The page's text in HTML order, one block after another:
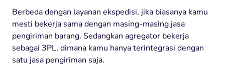
Berbeda dengan layanan ekspedisi, jika biasanya kamu
mesti bekerja sama dengan masing-masing jasa
pengiriman barang. Sedangkan agregator bekerja
sebagai 3PL, dimana kamu hanya terintegrasi dengan
satu jasa pengiriman saja.